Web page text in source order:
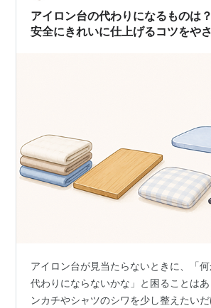
事では、ドラム式洗濯機で靴下がなく
アイロン台の代わりになるものは
安全にきれいに仕上げるコツをや
アイロン台が見当たらないときに、「
代わりにならないかな」と困ることは
ンカチやシャツのシワを少し整えたい